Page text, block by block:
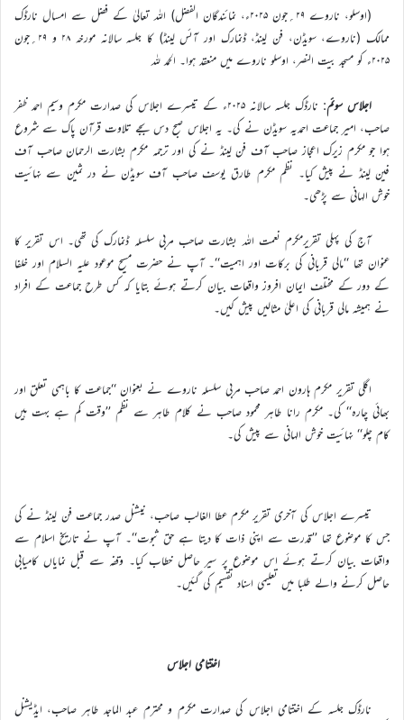
(اوسلو، ناروے ۲۹؍جون ۲۰۲۵ء، نمائندگان الفضل) اللہ تعالیٰ کے فضل سے امسال نارڈک
ممالک (ناروے، سویڈن، فن لینڈ، ڈنمارک اور آئس لینڈ) کا جلسہ سالانہ مورخہ ۲۸ و ۲۹؍جون
۲۰۲۵ء کو مسجد بیت النصر، اوسلو ناروے میں منعقد ہوا۔ الحمد للہ
اجلاس سوئم
: نارڈک جلسہ سالانہ ۲۰۲۵ء کے تیسرے اجلاس کی صدارت مکرم وسیم احمد ظفر
صاحب، امیر جماعت احمدیہ سویڈن نے کی۔ یہ اجلاس صبح دس بجے تلاوت قرآن پاک سے شروع
ہوا جو مکرم زیرک اعجاز صاحب آف فن لینڈ نے کی اور ترجمہ مکرم بشارت الرحمان صاحب آف
فین لینڈ نے پیش کیا۔ نظم مکرم طارق یوسف صاحب آف سویڈن نے در ثمین سے نہائیت
خوش الہانی سے پڑھی۔
آج کی پہلی تقریرمکرم نعمت اللہ بشارت صاحب مربی سلسلہ ڈنمارک کی تھی۔ اس تقریر کا
عنوان تھا ‘‘مالی قربانی کی برکات اور اہمیت‘‘۔ آپ نے حضرت مسیح موعود علیہ السلام اور خلفا
کے دور کے مختلف ایمان افروز واقعات بیان کرتے ہوئے بتایا کہ کس طرح جماعت کے افراد
نے ہمیشہ مالی قربانی کی اعلیٰ مثالیں پیش کیں۔
اگلی تقریر مکرم ہارون احمد صاحب مربی سلسلہ ناروے نے بعنوان ‘‘جماعت کا باہمی تعلق اور
بھائی چارہ‘‘ کی۔ مکرم رانا طاہر محمود صاحب نے کلام طاہر سے نظم ’’وقت کم ہے بہت ہیں
کام چلو‘‘ نہائیت خوش الہانی سے پیش کی۔
تیسرے اجلاس کی آخری تقریر مکرم عطا الغالب صاحب، نیشنل صدر جماعت فن لینڈ نے کی
جس کا موضوع تھا ’’قدرت سے اپنی ذات کا دیتا ہے حق ثبوت‘‘۔ آپ نے تاریخ اسلام سے
واقعات بیان کرتے ہوئے اس موضوع پر سیر حاصل خطاب کیا۔ وقفہ سے قبل نمایاں کامیابی
حاصل کرنے والے طلبا میں تعلیمی اسناد تقسیم کی گئیں۔
اختتامی اجلاس
نارڈک جلسہ کے اختتامی اجلاس کی صدارت مکرم و محترم عبد الماجد طاہر صاحب، ایڈیشنل